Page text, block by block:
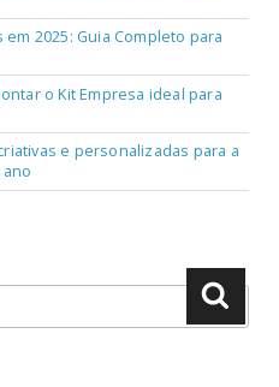
2025: Guia Completo para
o Kit Empresa ideal para
e personalizadas para a